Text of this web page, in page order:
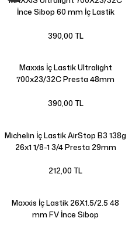
İnce Sibop 60 mm İç Lastik
390,00 TL
Maxxis İç Lastik Ultralight
700x23/32C Presta 48mm
390,00 TL
Michelin İç Lastik AirStop B3 138g
26x1 1/8-1 3/4 Presta 29mm
212,00 TL
Maxxis İç Lastik 26X1.5/2.5 48
mm FV İnce Sibop